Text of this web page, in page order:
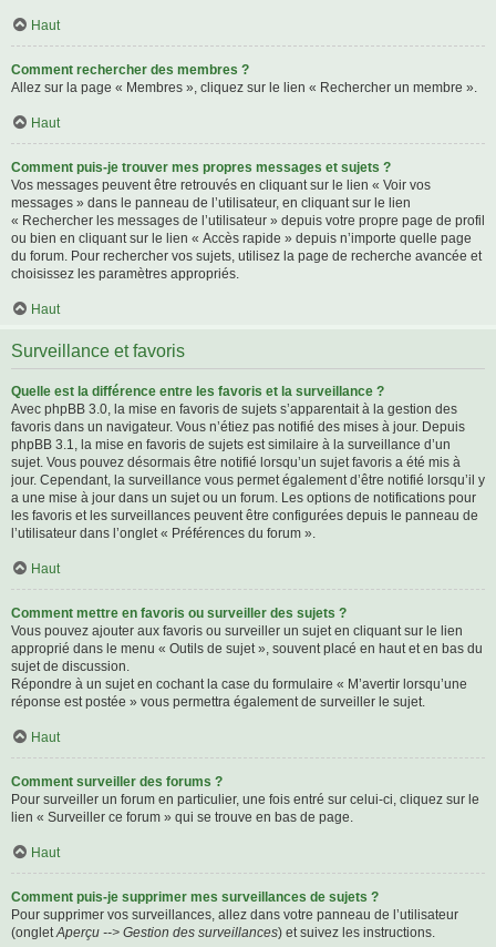
Haut
Comment rechercher des membres ?
Allez sur la page « Membres », cliquez sur le lien « Rechercher un membre ».
Haut
Comment puis-je trouver mes propres messages et sujets ?
Vos messages peuvent être retrouvés en cliquant sur le lien « Voir vos
messages » dans le panneau de l’utilisateur, en cliquant sur le lien
« Rechercher les messages de l’utilisateur » depuis votre propre page de profil
ou bien en cliquant sur le lien « Accès rapide » depuis n’importe quelle page
du forum. Pour rechercher vos sujets, utilisez la page de recherche avancée et
choisissez les paramètres appropriés.
Haut
Surveillance et favoris
Quelle est la différence entre les favoris et la surveillance ?
Avec phpBB 3.0, la mise en favoris de sujets s’apparentait à la gestion des
favoris dans un navigateur. Vous n’étiez pas notifié des mises à jour. Depuis
phpBB 3.1, la mise en favoris de sujets est similaire à la surveillance d’un
sujet. Vous pouvez désormais être notifié lorsqu’un sujet favoris a été mis à
jour. Cependant, la surveillance vous permet également d’être notifié lorsqu’il y
a une mise à jour dans un sujet ou un forum. Les options de notifications pour
les favoris et les surveillances peuvent être configurées depuis le panneau de
l’utilisateur dans l’onglet « Préférences du forum ».
Haut
Comment mettre en favoris ou surveiller des sujets ?
Vous pouvez ajouter aux favoris ou surveiller un sujet en cliquant sur le lien
approprié dans le menu « Outils de sujet », souvent placé en haut et en bas du
sujet de discussion.
Répondre à un sujet en cochant la case du formulaire « M’avertir lorsqu’une
réponse est postée » vous permettra également de surveiller le sujet.
Haut
Comment surveiller des forums ?
Pour surveiller un forum en particulier, une fois entré sur celui-ci, cliquez sur le
lien « Surveiller ce forum » qui se trouve en bas de page.
Haut
Comment puis-je supprimer mes surveillances de sujets ?
Pour supprimer vos surveillances, allez dans votre panneau de l’utilisateur
(ongletAperçu --> Gestion des surveillances) et suivez les instructions.